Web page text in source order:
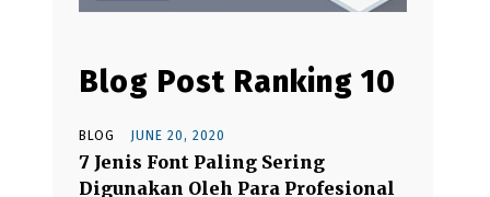
Blog Post Ranking 10
BLOG JUNE 20, 2020
7 Jenis Font Paling Sering
Digunakan Oleh Para Profesional